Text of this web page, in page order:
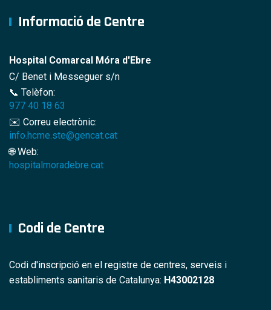
Informació de Centre
Hospital Comarcal Móra d'Ebre
C/ Benet i Messeguer s/n
📞 Telèfon:
977 40 18 63
✉️ Correu electrònic:
info.hcme.ste@gencat.cat
🌐 Web:
hospitalmoradebre.cat
Codi de Centre
Codi d'inscripció en el registre de centres, serveis i
establiments sanitaris de Catalunya: H43002128